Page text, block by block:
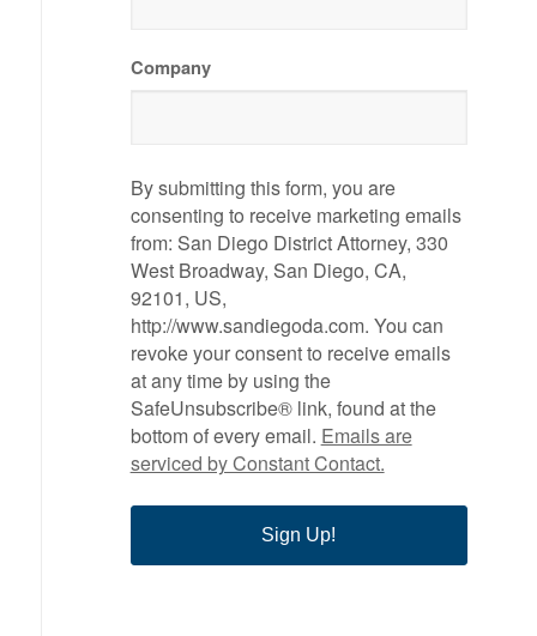
Company
By submitting this form, you are
consenting to receive marketing emails
from: San Diego District Attorney, 330
West Broadway, San Diego, CA,
92101, US,
http://www.sandiegoda.com. You can
revoke your consent to receive emails
at any time by using the
SafeUnsubscribe® link, found at the
bottom of every email. Emails are
serviced by Constant Contact.
Sign Up!